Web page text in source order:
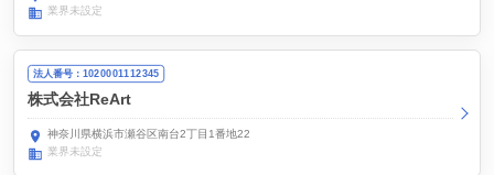
業界未設定
法人番号：1020001112345
株式会社ReArt
神奈川県横浜市瀬谷区南台2丁目1番地22
業界未設定